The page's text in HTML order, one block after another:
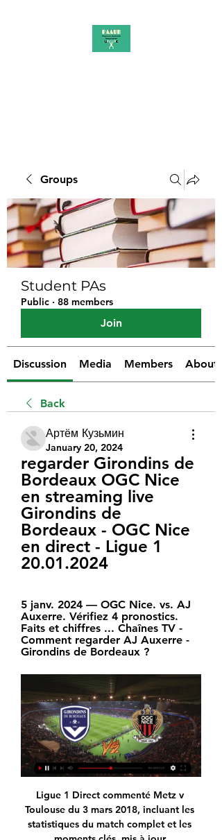
Groups
Student PAs
Public · 88 members
Join
Discussion Media Members About
Back
Артём Кузьмин
January 20, 2024
regarder Girondins de
Bordeaux OGC Nice
en streaming live
Girondins de
Bordeaux - OGC Nice
en direct - Ligue 1
20.01.2024
5 janv. 2024 — OGC Nice. vs. AJ
Auxerre. Vérifiez 4 pronostics.
Faits et chiffres ... Chaînes TV -
Comment regarder AJ Auxerre -
Girondins de Bordeaux ?
Ligue 1 Direct commenté Metz v Toulouse du 3 mars 2018, incluant les statistiques du match complet et les moments clés, mis à jour instantanément.

Les infos du jour : Le PSG à bloc avant sa demi-finale contre Leipzig, le Barça attend Ronald Koeman 2020-08-17 La grosse info : Mbappé pourrait débuter demain contre le RB Leipzig Dans son point-presse avant la demi-finale de C1, Thomas Tuchel a expliqué que Kylian Mbappé était complètement remis de sa blessure en finale de Coupe de France face à l’ASSE (1-0).PSG : Leipzig, …

Bienvenue sur le site de la Maison du Yoga. notre transmission des techniques, pratiques et philosophie du yoga à pour intention votre bien-être physique, émotionnel et mental. Bien plus qu'une activité physique, le yoga vise une évolution spirituelle. En rétablissant une attitude juste vis-à-sis de son corps et mental, conditionnés par.

Montpellier : retrouvez toutes les actualités de Montpellier et de ses environs en continu et en direct via nos articles, infographies et vidéos

Programme TV Match ce soir - Diffusion Foot Chaîne télé en FC Girondins de Bordeaux Bordeaux. OGC Nice Nice. beIN Sports Max 4HD. 17:30 Manchester City FC Man City. beIN Sports 1HD. VOIR PLUS. FAQ. Quels sont les ...

Coup de pouce à un jeune agriculteur bio lignérois Erwan Blottière, 28 ans, agriculteur fraîchement installé à Lignières-Orgères, est l’un des trois lauréats après l’appel à projet.

Formé auDFCO - Dijon FCO, Dijon, France. 162K likes. Bienvenue sur la page officielle du Dijon FCO, club de Ligue 1 fondé en 1998. Allez Dijon, tous "Unis pour...

Besoin d’un accompagnement pour développer votre activité ? D’un financement pour votre formation ? De tout savoir sur le réseau de transport ferroviaire régional ou l’équipement des lycées ?

Né à Montpellier le 23 juin 1882, il se forme auprès d’un architecte de la ville, puis travaille quatre ans à Etampes avant d’être nommé en 1906 à Villefranche, commune pour laquelle il travaillera 31 ans, d’abord comme conducteur surveillant des travaux, puis en tant qu’architecte communal. Achille Masini meurt le 10 août 1937 à Villefranche à l’âge de 55 ans alors que les travaux de terrassement des Bains-Douches …

Bordeaux / Nice (TV/Streaming) Sur quelle chaine et - sport-tv il y a 15 heures — Cette rencontre de Coupe de France de Football entre les Girondins de Bordeaux et l'OGC Nice est à suivre en direct à 17h30 sur BeIN SPORT 1 ...

Pronostic Jigawa Golden Stars Kano Pillars du 20/11/2019 en NPFL – Découvrez les pronostics, les statistiques et les meilleures cotes pour le match de Football Jigawa Golden Stars - Kano Pillars réalisés par les experts sportifs de RueDesJoueurs.

diffusion sports pc gratuit Headline Animator ↑ Grab this Headline Animator. mercredi 21 décembre 2011. streaming st etienne-paris diffusion live pc 21h. ligue 1 hd st etienne-paris. regarder st etienne-paris en direct mercredi 21 décembre a 21h, match de ligue 1. voir st etienne-paris streaming diffusion pc sur internet en direct.

Le Stade de Reims, 17e de Ligue 1, n'a pas retrouvé le sourire grâce à la Coupe de France. Dès son entrée en lice en 32e de finale, sur le terrain de Chambly, qui évolue en National, l…

Girondins de Bordeaux - OGC Nice en direct 8 janv. 2024 — Suivez en direct le match de Coupe de France en Football entre Girondins de Bordeaux et OGC Nice sur Eurosport. Le match commence à 17:30 le 20 ...

Depuis mardi, Aristote Nkaka évolue sous les ordres de Johan Walem au sein des U21. Pour la première fois, le médian de Mouscron est repris en sélection nationale, avec le match contre Malte, qualificatif pour l’Euro 2019 en Italie, en guise de lancement de la campagne, lundi. Qu’un élément passé, même brièvement, par la case « Futurosport », soit repris en équipe nationale U21.

Regardez la diffusion en direct en ligne Caen - Valenciennes (18.10.19). Diffusion en direct, live stream Football îíëàéí. Caen - Valenciennes Live. Diffusion en direct, live stream Football îíëàéí.

Trente ans ! Cela faisait trente ans que les supporters de Liverpool attendaient ça. Depuis ce jeudi soir, les Reds sont de nouveau champions d’Angleterre. Pour la 19e fois de leur riche histoire. Et pour le plus grand bonheur de leurs fans éparpillés aux quatre coins du monde, dont Antoine Billa.

Galaxy Note 20, Fold 2, Galaxy Watch 3 … Toutes les annonces de la conférence Samsung Unpacked Soldes : le Sony Xperia 10 II à 339 euros chez Ebay

Girondins de Bordeaux - OGC Nice en direct - Ligue 1 27 sept. 2020 — Girondins de Bordeaux. OGC Nice. Voir toutes les Statistiques Live StreamingRugby InfosOpen d'Australie 2023 Programme, Résultats & Tableaux.

Bienvenue sur le site officiel du FC LEZIGNAN XIII, club de rugby de Lézignan-Corbières ! L'esprit et les valeurs du rugby .. Depuis son origine, le vieux club des Corbières a permis à de nombreux joueurs du cru de vivre de leur passion. Aujourd’hui encore, ils sont nombreux en Elite comme dans les clubs de la région a avoir commencé au sein de l’école de rugby puis à avoir.

Facebook vous montre des informations pour vous aider à mieux comprendre le but de cette Page. Découvrez les actions des personnes qui gèrent et publient du contenu.

Auteur d’un 10/15 avant de se frotter ce samedi soir au FC Bruges, leader de la compétition, Mouscron peut clairement espérer vivre une première saison tranquille depuis son retour au sein de l’élite. Plus ancien du noyau – il a entamé sa sixième saison au Canonnier – Dimitri Mohamed met en avant l’ambiance qui est au beau fixe et le fait que les bruits de couloir ne viennent.

Feutcheu FC de Bandjoun – Yafoot de Yaoundé 1 – 0 Coton sport de Garoua – Union de Douala 0 – 0 Astres de Douala – Unisport du Haut-Nkam 2 – 0 Hier dimanche 3 juin 2018 Dragon de Yaoundé – Yong sport de Bamenda 0 – 0 Apejes de Mfou – AS Fortuna de Yaoundé 2 – 1 New stars de Douala – Fovu club de Baham 1 – 0

API. Deutsch . English 简体中文 繁體中文 Español Deutsch Português Italiano 日本語 한국어 Français Русский Svenska Dansk Norsk Български Ελληνικά Polski …

Statistiques Deportes Temuco - San Marcos en chiffres : statistique, scores des matchs, resultats, classement et historique des equipes de foot CD Temuco et CD San Marcos de Arica

SC Brühl SG - Voici l’aperçu du club de Promotion League, comprenant ses stats, ses valeurs de transfert, ses matchs, son actualité et les rumeurs le concernant.

Kunsthalle, Winterthur 2004 Biennale dell'immagine, Spazio Arcadia, Chiasso 2003 ETH Zürich 2002 CoalMine Fotogalerie, Winterthur Centre de la Photographie, Genève Brotfabrik Galerie, Berlin Museum im Bellpark, Kriens 2000 Musée suisse de l’appareil photographique, Vevey 1999 Espai Can Basté, Barcelona Foto Forum, St. Gallen 1997

Huit des douze sites d’Alstom en France participent à la conception et fabrication du tramway Citadis de Caen la mer: La Rochelle est en charge du management de projet, de la conception, de l’assemblage, et des tests, Ornans des moteurs, Le Creusot des bogies, Tarbes des chaînes de traction, Valenciennes de l’aménagement intérieur, Villeurbanne de l’électronique embarquée, Aix en Provence de la fonction « …

OL en direct 16/12/2008 à 14:39 Anthony Mounier : "Un passage délicat" Le jeune milieu de terrain de l’OL, 21 ans, analyse les difficultés de l’Olympique lyonnais qui a marqué seulement 2.

Résultat Toulouse FC Metz en direct : retrouvez les statistiques de Toulouse FC Metz, match du 18 November 2017 et suivez le score en live !

La programmation des chaînes tv beIN SPORTS en France. Grille TV des chaînes beIN SPORTS 1, beIN SPORTS 2, beIN SPORTS 3...Retrouvez les tendances des programmes tv sur les réseaux sociaux.

Tout ce qu'il faut savoir sur le match Gazélec Ajaccio vs Nancy de Ligue 2 du (21 Septembre 2018) en direct : Résumé, statistiques, compositions et résultats - Besoccer. Don't miss the most important football matches while navigating as usual through the pages of …

FC Metz - Football club de Metz : toute l'actualité sur France Bleu. Suivez les événements en direct, participez à l'antenne et partagez avec les auditeurs !

Switzerland 1987/88. Nationalliga A - Qualifying Phase 1 Neuchâtel Xamax FC 22 13 5 4 53 28 31 2 Grasshopper Club Zürich 22 12 6 4 30 16 30 3 BSC Young Boys Bern 22 7 12 3 37 28 26 4 FC Aarau 22 9 7 6 28 24 25 5 FC St.Gallen 22 9 5 8 28 27 23 6 FC Luzern 22 7 9 6 30 29 23 7 Servette FC Genève 22 8 7 7 32 31 23 8 Lausanne-Sports 22 8 7 7 39 39 23 ----- 9 FC Sion 22 8 6 8 42 36 22 10 AC.

Retrouvez l'actualité du club Lyon Duchère A.S. Après avoir fait son retour vendredi lors de la victoire face à Bastia-Borgo, notre gardien de but espère poursuivre sur cette nouvelle dynamique pour la …

Ligue 1 : Nice - Bordeaux, voir le match en direct et en 8 nov. 2019 — Après l'intermède européen, la Ligue 1 est de retour ce vendredi. L'OGC Nice reçoit les Girondins de Bordeaux à l'Allianz Riviera en ouverture ...

Dimanche soir, l’Olympique Lyonnais a perdu gros dans la course au podium en chutant sur la pelouse du Stade Pierre Mauroy de Lille dans le choc de la 28e journée de Ligue 1 (1-0). Reléguée à 10 points de l’actuel troisième, à savoir Rennes, l’équipe... L'AS Saint-Etienne peut-il sauver.

Les débuts dans la vie de Marceau sont plutôt difficiles. Les efforts sincères de cet orphelin pour sortir de la misère se soldent régulièrement par des échecs. Son seul atout : il n'est pas vilain garçon. Une beauté qui lui vaut d'être remarqué par madame Alice. Cette entremetteuse diabolique et vénale va lui apprendre le métier de gigolo. Marceau devient consolateur de dames.

Pronostic Nancy GFC Ajaccio du 22/02/2019 en Ligue 2 – Découvrez les pronostics, les statistiques et les meilleures cotes pour le match de Football Nancy - GFC Ajaccio …

L’enchaînement, le lancement d’une série positive sont sans doute les maîtres mots de ce déplacement à Laval pour les Bleus. Après avoir une nouvelle fois vaincus le leader à Verchère, d’autant plus dans un beau derby (2-0 face à Villefranche), les hommes de Karim Mokeddem doivent